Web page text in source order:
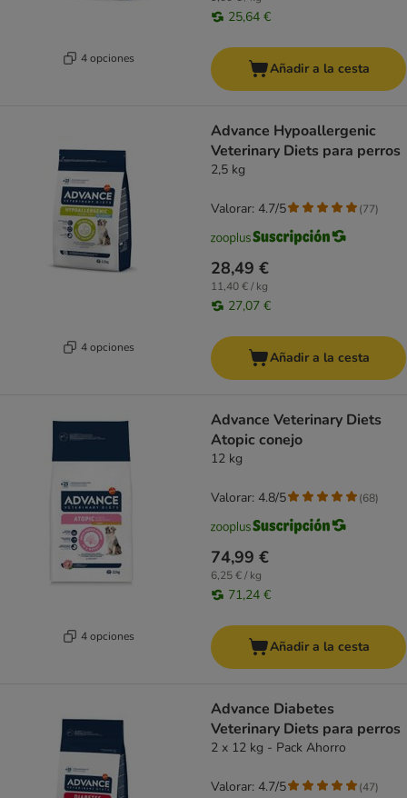
4 opciones
25,64 €
Añadir a la cesta
4 opciones
Advance Hypoallergenic
Veterinary Diets para perros
2,5 kg
28,49 €
11,40 € / kg
27,07 €
Valorar: 4.7/5 (77)
Añadir a la cesta
4 opciones
Advance Veterinary Diets
Atopic conejo
12 kg
74,99 €
6,25 € / kg
71,24 €
Valorar: 4.8/5 (68)
Añadir a la cesta
Advance Diabetes
Veterinary Diets para perros
2 x 12 kg - Pack Ahorro
Valorar: 4.7/5 (47)